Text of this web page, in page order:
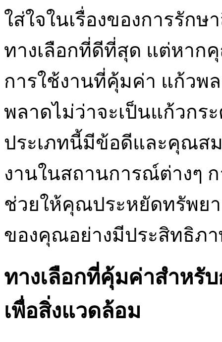
ใส่ใจในเรื่องของการรัก
ทางเลือกที่ดีที่สุด แต่หาก
การใช้งานที่คุ้มค่า แก้วพ
พลาดไม่ว่าจะเป็นแก้วกร
ประเภทนี้มีข้อดีและคุณส
งานในสถานการณ์ต่างๆ
ช่วยให้คุณประหยัดทรัพย
ของคุณอย่างมีประสิทธิภ
ทางเลือกที่คุ้มค่าสำหรั
เพื่อสิ่งแวดล้อม